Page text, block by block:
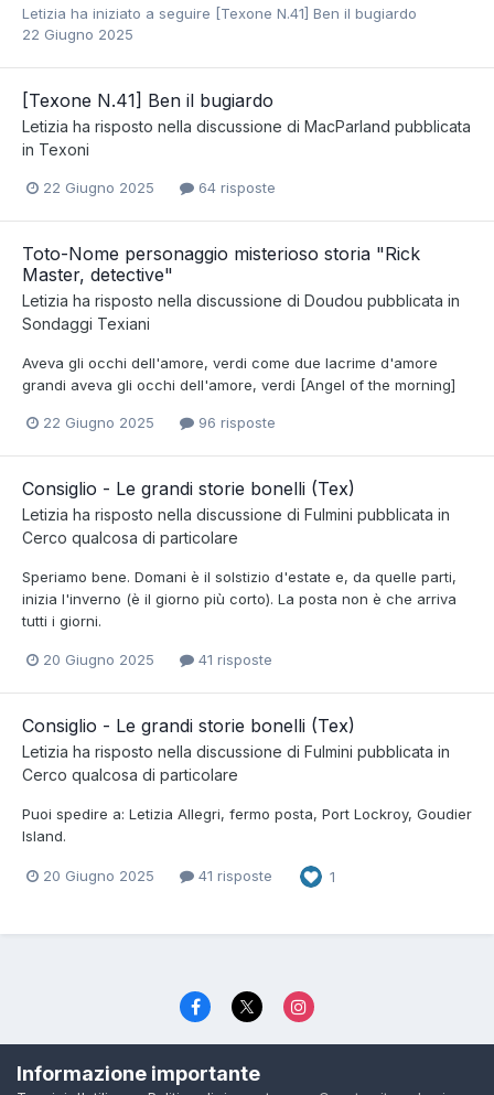
Letizia ha iniziato a seguire [Texone N.41] Ben il bugiardo
22 Giugno 2025
[Texone N.41] Ben il bugiardo
Letizia ha risposto nella discussione di MacParland pubblicata
in Texoni
22 Giugno 2025 64 risposte
Toto-Nome personaggio misterioso storia "Rick
Master, detective"
Letizia ha risposto nella discussione di Doudou pubblicata in
Sondaggi Texiani
Aveva gli occhi dell'amore, verdi come due lacrime d'amore
grandi aveva gli occhi dell'amore, verdi [Angel of the morning]
22 Giugno 2025 96 risposte
Consiglio - Le grandi storie bonelli (Tex)
Letizia ha risposto nella discussione di Fulmini pubblicata in
Cerco qualcosa di particolare
Speriamo bene. Domani è il solstizio d'estate e, da quelle parti,
inizia l'inverno (è il giorno più corto). La posta non è che arriva
tutti i giorni.
20 Giugno 2025 41 risposte
Consiglio - Le grandi storie bonelli (Tex)
Letizia ha risposto nella discussione di Fulmini pubblicata in
Cerco qualcosa di particolare
Puoi spedire a: Letizia Allegri, fermo posta, Port Lockroy, Goudier
Island.
20 Giugno 2025 41 risposte 1
© TexWillerForum dal 2006
Informazione importante